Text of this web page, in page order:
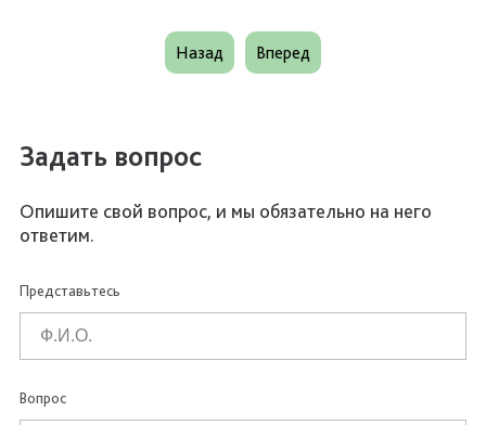
Назад Вперед
Задать вопрос
Опишите свой вопрос, и мы обязательно на него
ответим.
Представьтесь
Вопрос